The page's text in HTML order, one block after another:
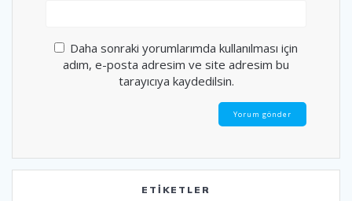
Daha sonraki yorumlarımda kullanılması için
adım, e-posta adresim ve site adresim bu
tarayıcıya kaydedilsin.
ETIKETLER